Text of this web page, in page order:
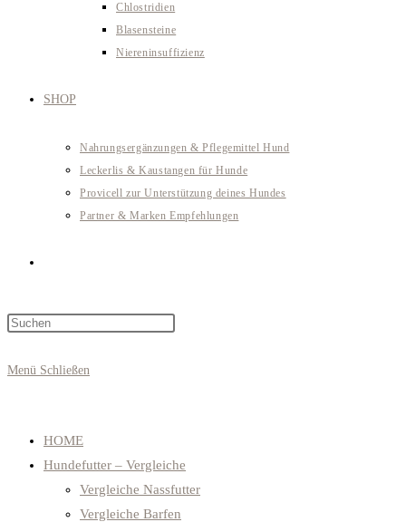
Chlostridien
Blasensteine
Niereninsuffizienz
SHOP
Nahrungsergänzungen & Pflegemittel Hund
Leckerlis & Kaustangen für Hunde
Provicell zur Unterstützung deines Hundes
Partner & Marken Empfehlungen
Suche
panel.
Menü Schließen
HOME
Hundefutter – Vergleiche
Vergleiche Nassfutter
Vergleiche Barfen